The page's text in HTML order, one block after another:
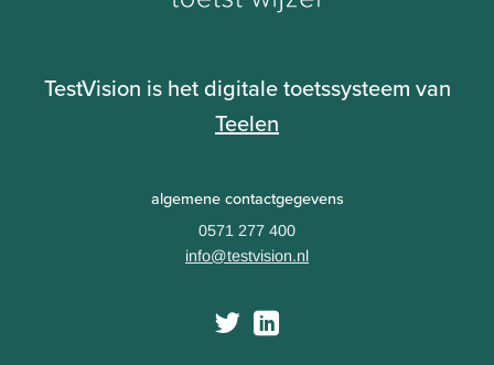
TestVision is het digitale toetssysteem van
Teelen
algemene contactgegevens
0571 277 400
info@testvision.nl